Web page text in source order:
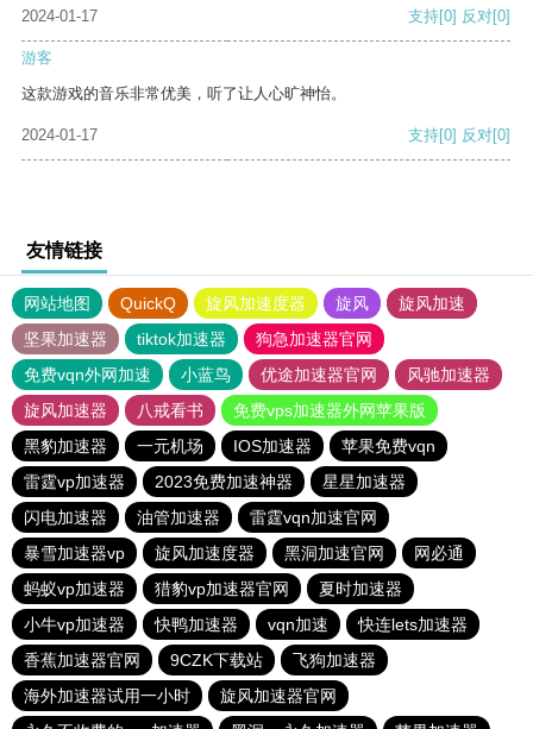
2024-01-17 支持[0] 反对[0]
游客
这款游戏的音乐非常优美，听了让人心旷神怡。
2024-01-17 支持[0] 反对[0]
友情链接
网站地图 QuickQ 旋风加速度器 旋风
旋风加速
坚果加速器
tiktok加速器
狗急加速器官网
免费vqn外网加速
小蓝鸟 优途加速器官网
风驰加速器
旋风加速器
八戒看书
免费vps加速器外网苹果版
黑豹加速器
一元机场 IOS加速器
苹果免费vqn
雷霆vp加速器
2023免费加速神器
星星加速器
闪电加速器
油管加速器
雷霆vqn加速官网
暴雪加速器vp
旋风加速度器 黑洞加速官网
网必通
蚂蚁vp加速器
猎豹vp加速器官网
夏时加速器
小牛vp加速器
快鸭加速器 vqn加速
快连lets加速器
香蕉加速器官网
9CZK下载站
飞狗加速器
海外加速器试用一小时
旋风加速器官网